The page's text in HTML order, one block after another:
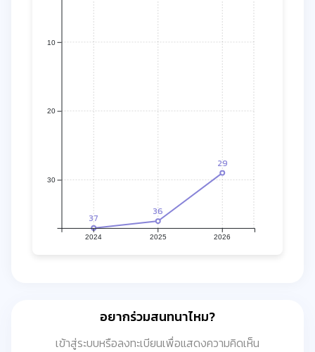
37
36
29
2024 2025 2026
30
20
10
อยากร่วมสนทนาไหม?
เข้าสู่ระบบหรือลงทะเบียนเพื่อแสดงความคิดเห็น